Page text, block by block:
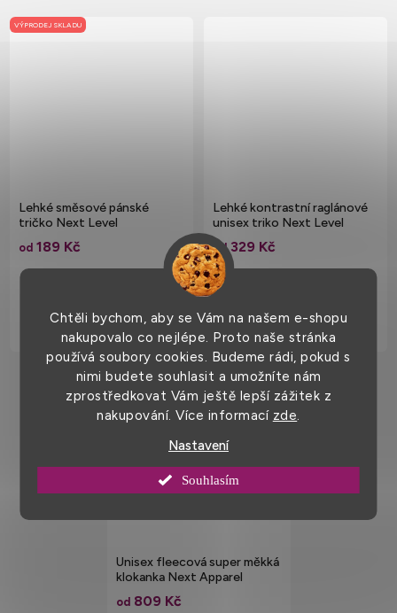
Chtěli bychom, aby se Vám na našem e-shopu
nakupovalo co nejlépe. Proto naše stránka
používá soubory cookies. Budeme rádi, pokud s
nimi budete souhlasit a umožníte nám
zprostředkovat Vám ještě lepší zážitek z
nakupování. Více informací zde
Nastavení
Souhlasím
VÝPRODEJ SKLADU
Lehké směsové pánské
tričko Next Level
od 189 Kč
Lehké kontrastní raglánové
unisex triko Next Level
Aparel 145 g/m
od329 Kč
Unisex fleecová super měkká
klokanka Next Apparel
od809 Kč